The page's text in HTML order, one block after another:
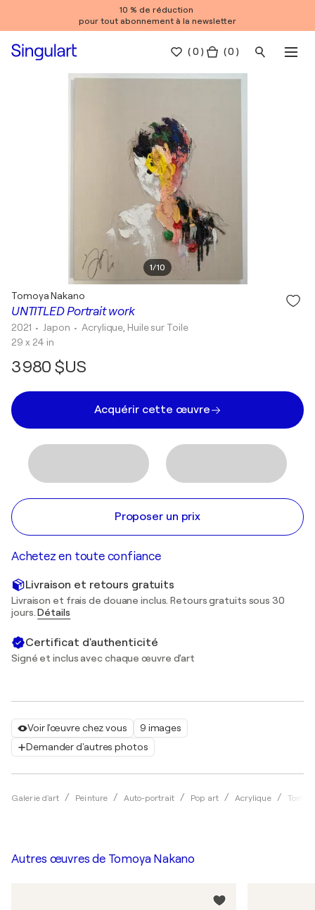
10 % de réduction
pour tout abonnement à la newsletter
(0 ) ( 0 )
1/10
Voir l'œuvre chez vous
9 images
Demander d'autres photos
Galerie d'art Peinture Auto-portrait Pop art Acrylique
UNTITLED Portrait work
Tomoya Nakano
2021 • Japon •Acrylique, Huile sur Toile
29 x 24 in
3 980 $US
Acquérir cette œuvre
Proposer un prix
Achetez en toute confiance
Livraison et retours gratuits
Livraison et frais de douane inclus. Retours gratuits sous 30
jours.Détails
Certificat d'authenticité
Signé et inclus avec chaque œuvre d'art
Autres œuvres de Tomoya Nakano